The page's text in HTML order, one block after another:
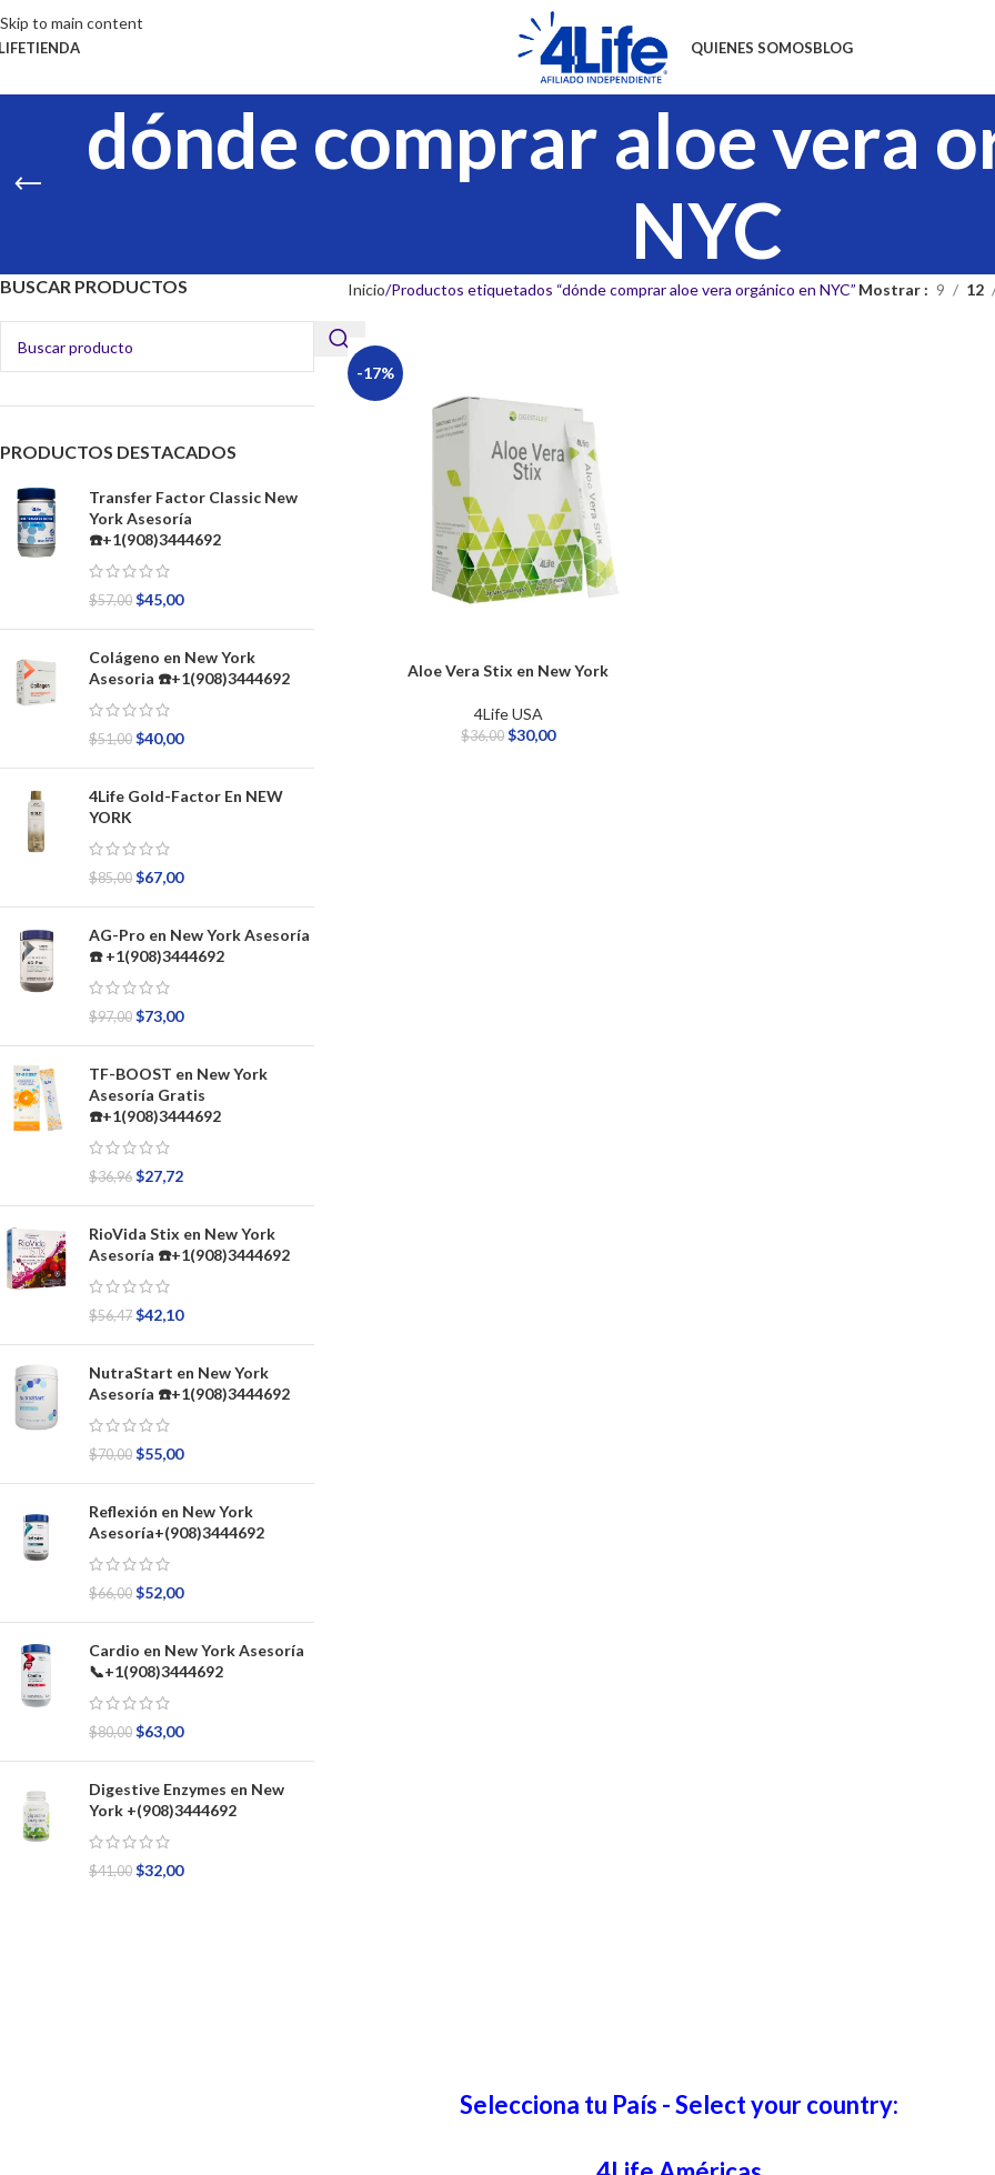
Skip to main content
TIENDA QUIENES SOMOSBLOG
dónde comprar aloe vera
NYC
BUSCAR PRODUCTOS
PRODUCTOS DESTACADOS
Transfer Factor Classic New
York Asesoría
☎️+1(908)3444692
$57,00 $45,00
Colágeno en New York
Asesoria ☎️+1(908)3444692
$51,00 $40,00
4Life Gold-Factor En NEW
YORK
$85,00 $67,00
AG-Pro en New York Asesoría
☎️ +1(908)3444692
$97,00 $73,00
TF-BOOST en New York
Asesoría Gratis
☎️+1(908)3444692
$36,96 $27,72
RioVida Stix en New York
Asesoría ☎️+1(908)3444692
$56,47 $42,10
NutraStart en New York
Asesoría ☎️+1(908)3444692
$70,00 $55,00
Reflexión en New York
Asesoría+(908)3444692
$66,00 $52,00
Cardio en New York Asesoría
📞+1(908)3444692
$80,00 $63,00
Digestive Enzymes en New
York +(908)3444692
$41,00 $32,00
Inicio Productos etiquetados “dónde comprar aloe vera orgánico en NYC” Mostrar 9 12
-17%
Aloe Vera Stix en New York
4Life USA
$36,00 $30,00
Selecciona tu País - Select your country: